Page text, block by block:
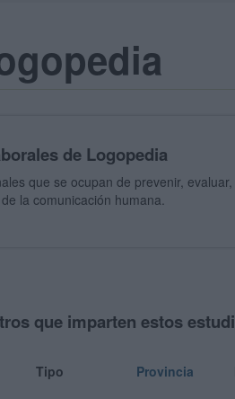
de Logopedia
que se ocupan de prevenir,
la comunicación humana.
que imparten estos
Tipo Provincia